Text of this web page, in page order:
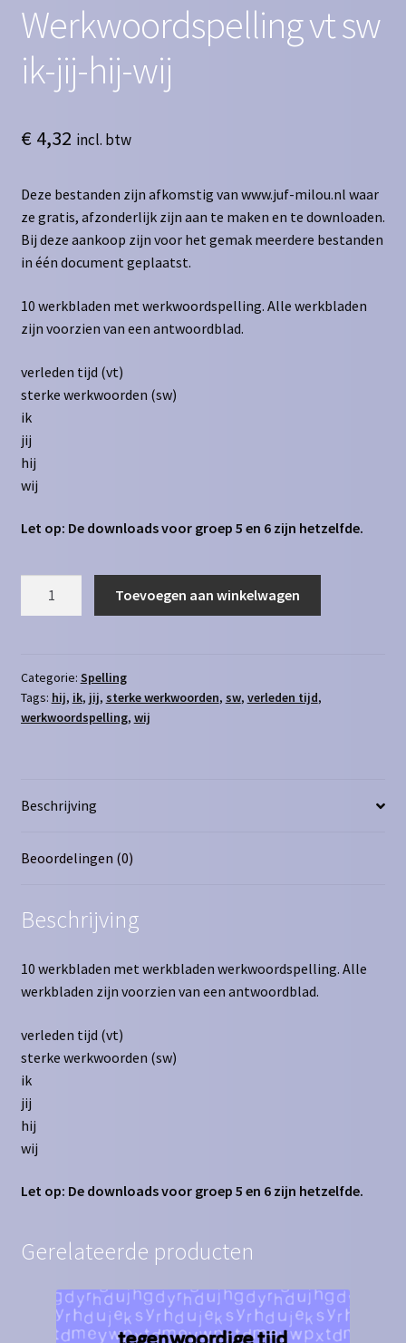
Werkwoordspelling vt sw
ik-jij-hij-wij
€4,32 incl. btw
Deze bestanden zijn afkomstig van www.juf-milou.nl waar
ze gratis, afzonderlijk zijn aan te maken en te downloaden.
Bij deze aankoop zijn voor het gemak meerdere bestanden
in één document geplaatst.
10 werkbladen met werkwoordspelling. Alle werkbladen
zijn voorzien van een antwoordblad.
verleden tijd (vt)
sterke werkwoorden (sw)
ik
jij
hij
wij
Let op: De downloads voor groep 5 en 6 zijn hetzelfde.
jij-
hij-
wij
Toevoegen aan winkelwagen
Categorie: Spelling
Tags: hij, ik, jij, sterke werkwoorden, sw, verleden tijd,
werkwoordspelling, wij
Beschrijving
Beoordelingen (0)
Beschrijving
10 werkbladen met werkbladen werkwoordspelling. Alle
werkbladen zijn voorzien van een antwoordblad.
verleden tijd (vt)
sterke werkwoorden (sw)
ik
jij
hij
wij
Let op: De downloads voor groep 5 en 6 zijn hetzelfde.
Gerelateerde producten